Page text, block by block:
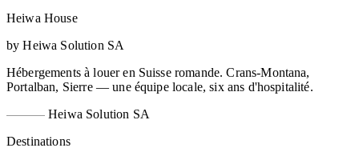
Heiwa House
by Heiwa Solution SA
Hébergements à louer en Suisse romande. Crans-Montana,
Portalban, Sierre — une équipe locale, six ans d'hospitalité.
Heiwa Solution SA
Destinations